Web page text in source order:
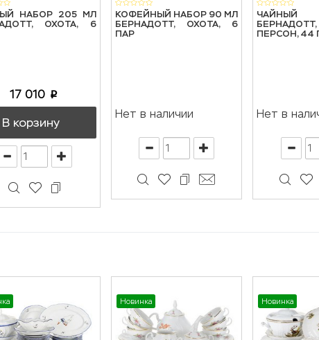
НАБОР 205 МЛ
ОХОТА, 6
17 010 p
В корзину
КОФЕЙНЫЙ НАБОР 90 МЛ
БЕРНАДОТТ, ОХОТА, 6
ПАР
Нет в наличии
ЧАЙНЫЙ
БЕРНАДОТТ,
ПЕРСОН, 44
Нет в
Новинка Новинка